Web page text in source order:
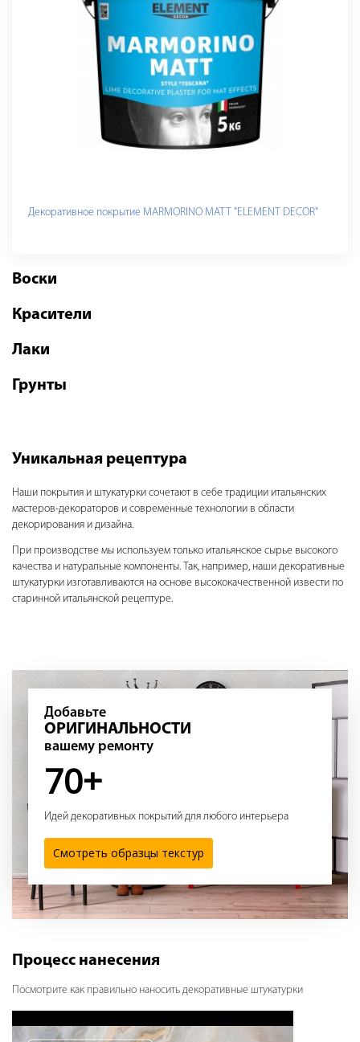
Декоративное покрытие MARMORINO MATT "ELEMENT DECOR"
Воски
Красители
Лаки
Грунты
Уникальная рецептура
Наши покрытия и штукатурки сочетают в себе традиции итальянских
мастеров-декораторов и современные технологии в области
декорирования и дизайна.
При производстве мы используем только итальянское сырье высокого
качества и натуральные компоненты. Так, например, наши декоративные
штукатурки изготавливаются на основе высококачественной извести по
старинной итальянской рецептуре.
Добавьте
ОРИГИНАЛЬНОСТИ
вашему ремонту
70+
Идей декоративных покрытий для любого интерьера
Смотреть образцы текстур
Процесс нанесения
Посмотрите как правильно наносить декоративные штукатурки